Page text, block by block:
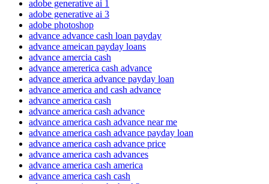
adobe generative ai 1
adobe generative ai 3
adobe photoshop
advance advance cash loan payday
advance ameican payday loans
advance amercia cash
advance amererica cash advance
advance america advance payday loan
advance america and cash advance
advance america cash
advance america cash advance
advance america cash advance near me
advance america cash advance payday loan
advance america cash advance price
advance america cash advances
advance america cash america
advance america cash cash